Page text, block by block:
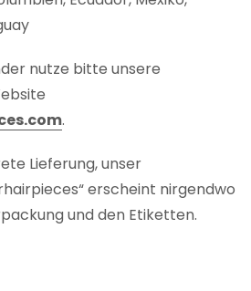
nutze bitte unsere
.
Lieferung, unser
erscheint nirgendwo
und den Etiketten.